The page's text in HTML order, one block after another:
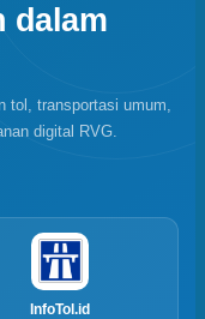
dalam
tol, transportasi umum,
digital RVG.
InfoTol.id